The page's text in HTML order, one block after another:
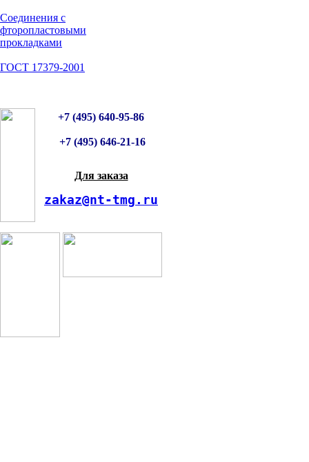
Соединения с
фторопластовыми
прокладками
ГОСТ 17379-2001
+7 (495) 640-95-86
+7 (495) 646-21-16
Для заказа
zakaz@nt-tmg.ru